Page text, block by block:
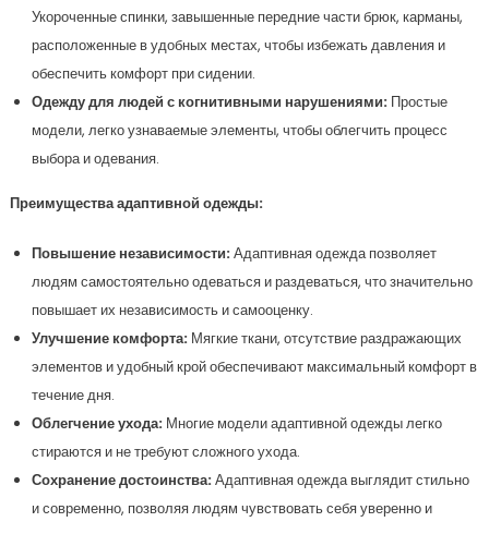
Укороченные спинки, завышенные передние части брюк, карманы,
расположенные в удобных местах, чтобы избежать давления и
обеспечить комфорт при сидении.
Одежду для людей с когнитивными нарушениями:Простые
модели, легко узнаваемые элементы, чтобы облегчить процесс
выбора и одевания.
Преимущества адаптивной одежды:
Повышение независимости:Адаптивная одежда позволяет
людям самостоятельно одеваться и раздеваться, что значительно
повышает их независимость и самооценку.
Улучшение комфорта:Мягкие ткани, отсутствие раздражающих
элементов и удобный крой обеспечивают максимальный комфорт в
течение дня.
Облегчение ухода:Многие модели адаптивной одежды легко
стираются и не требуют сложного ухода.
Сохранение достоинства:Адаптивная одежда выглядит стильно
и современно, позволяя людям чувствовать себя уверенно и